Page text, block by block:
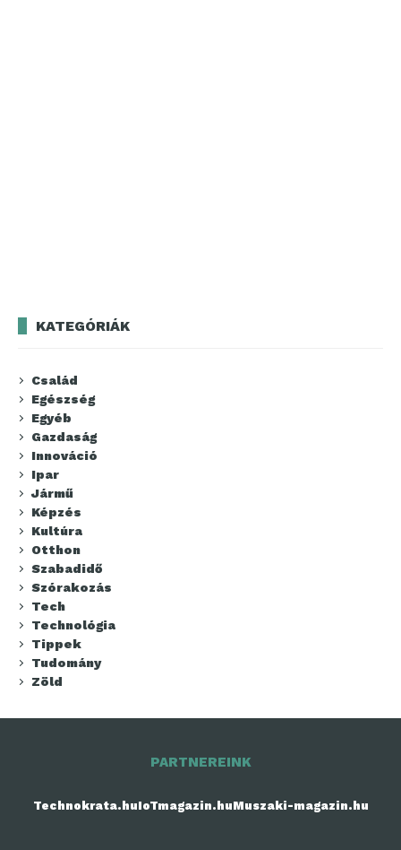
KATEGÓRIÁK
Család
Egészség
Egyéb
Gazdaság
Innováció
Ipar
Jármű
Képzés
Kultúra
Otthon
Szabadidő
Szórakozás
Tech
Technológia
Tippek
Tudomány
Zöld
PARTNEREINK
Technokrata.huIoTmagazin.huMuszaki-magazin.hu